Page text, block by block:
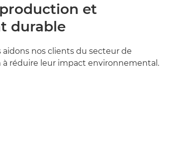
et
durable
nos clients du secteur de
à réduire leur impact environnemental.